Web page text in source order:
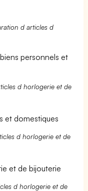
d articles d
personnels et
d horlogerie et de
et domestiques
d horlogerie et de
et de bijouterie
d horlogerie et de